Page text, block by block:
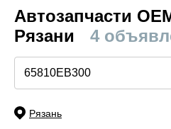
Автозапчасти
Рязани
4
Рязань